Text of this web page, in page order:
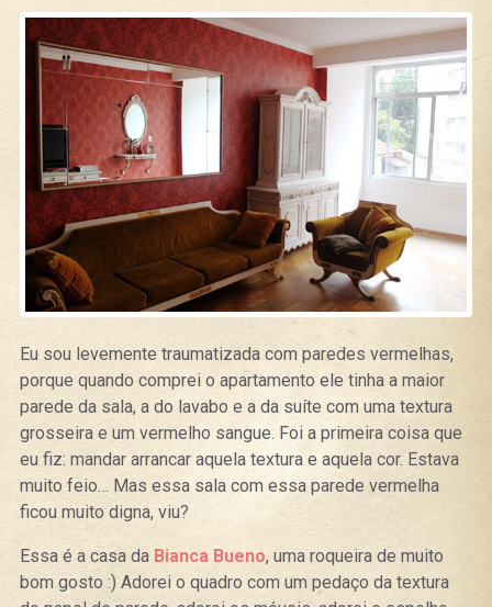
Eu sou levemente traumatizada com paredes vermelhas,
porque quando comprei o apartamento ele tinha a maior
parede da sala, a do lavabo e a da suíte com uma textura
grosseira e um vermelho sangue. Foi a primeira coisa que
eu fiz: mandar arrancar aquela textura e aquela cor. Estava
muito feio… Mas essa sala com essa parede vermelha
ficou muito digna, viu?
Essa é a casa da Bianca Bueno, uma roqueira de muito
bom gosto :) Adorei o quadro com um pedaço da textura